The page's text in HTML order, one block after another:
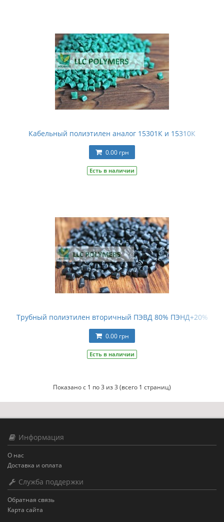
Кабельный полиэтилен аналог 15301К и 15310К
0.00 грн
Есть в наличии
Трубный полиэтилен вторичный ПЭВД 80% ПЭНД+20%
0.00 грн
Есть в наличии
Показано с 1 по 3 из 3 (всего 1 страниц)
Информация
О нас
Доставка и оплата
Служба поддержки
Обратная связь
Карта сайта